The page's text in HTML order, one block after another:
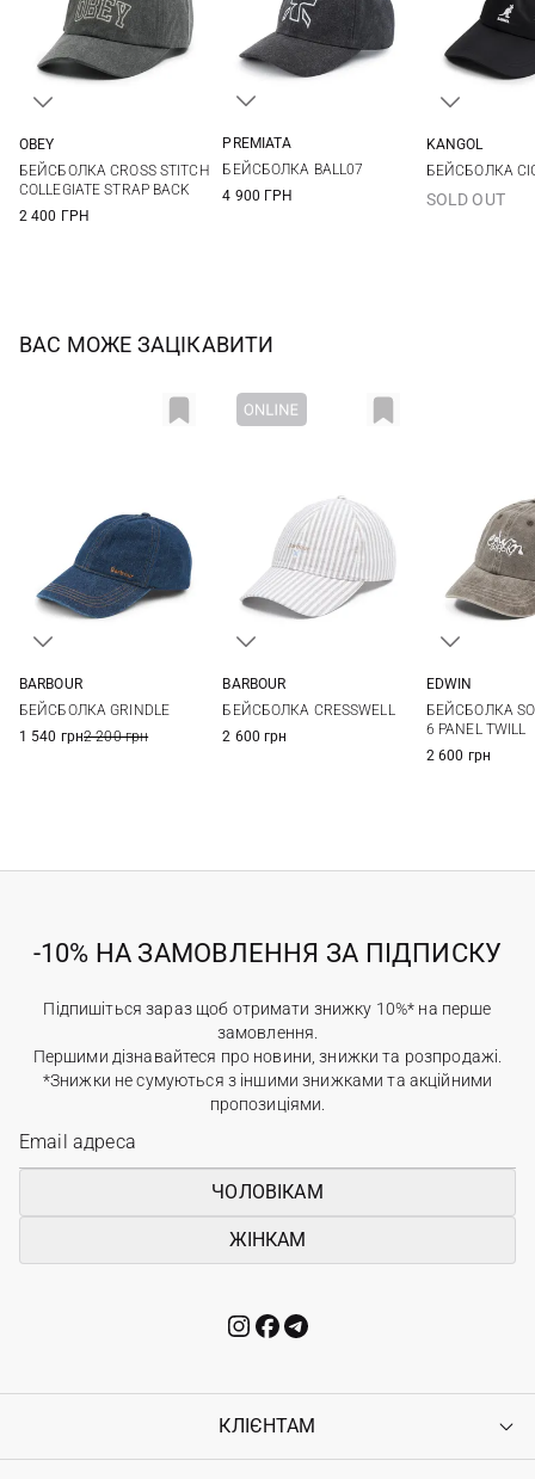
OBEY
БЕЙСБОЛКА CROSS STITCH
COLLEGIATE STRAP BACK
2 400 ГРН
PREMIATA
БЕЙСБОЛКА BALL07
4 900 ГРН
KANGOL
БЕЙСБОЛКА
SOLD OUT
ВАС МОЖЕ ЗАЦІКАВИТИ
BARBOUR
БЕЙСБОЛКА GRINDLE
1 540 грн2 200 грн
BARBOUR
БЕЙСБОЛКА CRESSWELL
2 600 грн
EDWIN
БЕЙСБОЛКА
6 PANEL TWILL
2 600 грн
-10% НА ЗАМОВЛЕННЯ ЗА ПІДПИСКУ
Підпишіться зараз щоб отримати знижку 10%* на перше
замовлення.
Першими дізнавайтеся про новини, знижки та розпродажі.
*Знижки не сумуються з іншими знижками та акційними
пропозиціями.
ЧОЛОВІКАМ
ЖІНКАМ
КЛІЄНТАМ